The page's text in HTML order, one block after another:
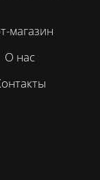
магазин
О нас